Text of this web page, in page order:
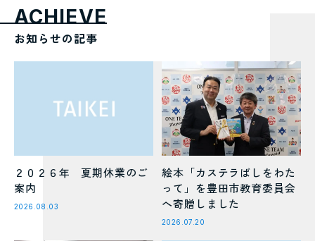
ACHIEVE
お知らせの記事
２０２６年 夏期休業のご
案内
2026.08.03
絵本「カステラばしをわた
って」を豊田市教育委員会
へ寄贈しました
2026.07.20